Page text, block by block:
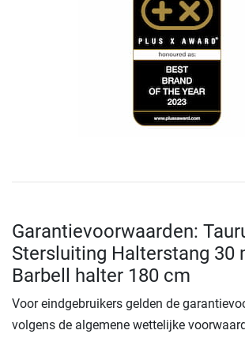
Garantievoorwaarden:
Stersluiting Halterstang 30
Barbell halter 180 cm
Voor eindgebruikers gelden de
volgens de algemene wettelijke